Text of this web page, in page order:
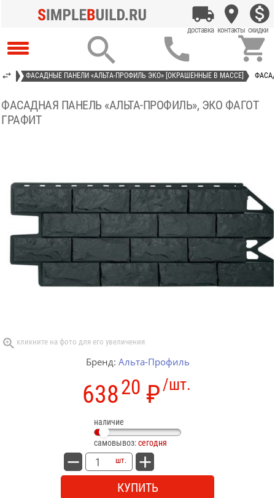
  
ФАСАДНЫЕ ПАНЕЛИ «АЛЬТА-ПРОФИЛЬ ЭКО» [ОКРАШЕННЫЕ В МАССЕ]
ФАСАДНАЯ ПАНЕЛЬ «АЛЬТА-ПРОФИЛЬ», ЭКО ФАГОТ
ГРАФИТ
Бренд: Альта-Профиль
/шт.
63820 ₽
наличие
самовывоз:сегодня
шт.
КУПИТЬ